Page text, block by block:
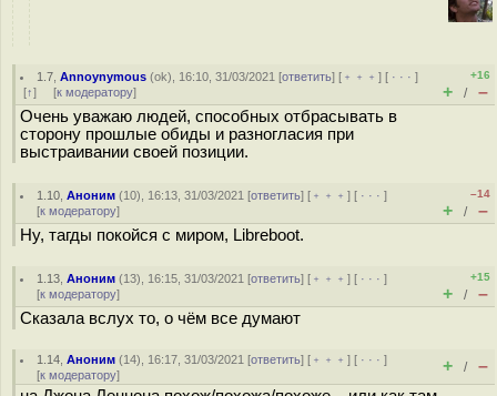
1.7 ,Annoynymous (ok), 16:10, 31/03/2021 [ответить] [ ﹢﹢﹢] [ · · ·]
[↑] [к модератору]
+16
+ / –
Очень уважаю людей, способных отбрасывать в
сторону прошлые обиды и разногласия при
выстраивании своей позиции.
1.10 ,Аноним (10), 16:13, 31/03/2021 [ответить] [ ﹢﹢﹢] [ · · ·]
[к модератору]
–14
+ / –
Ну, тагды покойся с миром, Libreboot.
1.13 ,Аноним (13), 16:15, 31/03/2021 [ответить] [ ﹢﹢﹢] [ · · ·]
[к модератору]
+15
+ / –
Сказала вслух то, о чём все думают
1.14 ,Аноним (14), 16:17, 31/03/2021 [ответить] [ ﹢﹢﹢] [ · · ·]
[к модератору] + / –